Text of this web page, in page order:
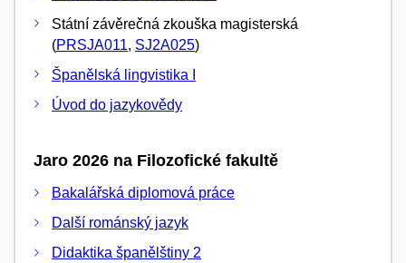
Státní závěrečná zkouška magisterská
(PRSJA011, SJ2A025)
Španělská lingvistika I
Úvod do jazykovědy
Jaro 2026 na Filozofické fakultě
Bakalářská diplomová práce
Další románský jazyk
Didaktika španělštiny 2